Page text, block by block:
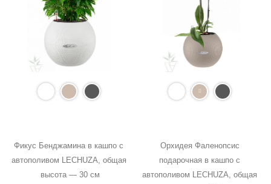
Фикус Бенджамина в кашпо с
автополивом LECHUZA, общая
высота — 30 см
Орхидея Фаленопсис
подарочная в кашпо с
автополивом LECHUZA, общая